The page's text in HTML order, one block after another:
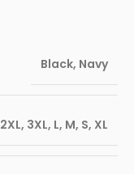
Black, Navy
2XL, 3XL, L, M, S, XL